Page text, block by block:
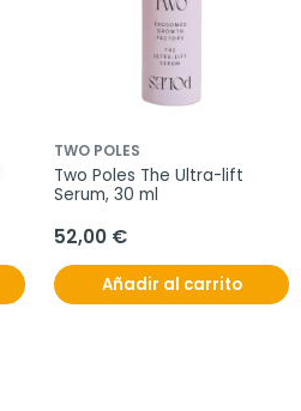
TWO POLES
Two Poles The Ultra-lift
Serum, 30 ml
52,00 €
Añadir al carrito